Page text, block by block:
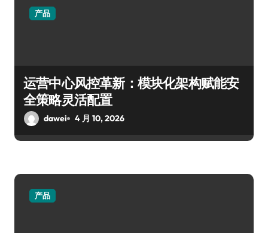
产品
运营中心风控革新：模块化架构赋能安
全策略灵活配置
dawei 4 月 10, 2026
产品